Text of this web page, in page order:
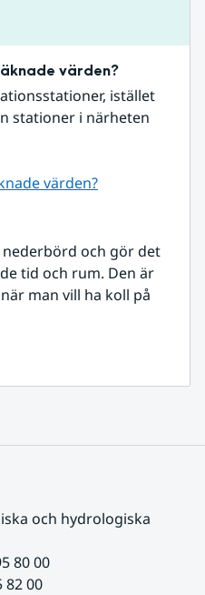
värden?
istället
stationer i närheten
värden?
och gör det
tid och rum. Den är
man vill ha koll på
och hydrologiska
80 00
82 00